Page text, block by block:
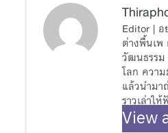
Editor |
ต่างพื้นเ
วัฒนธรรม
โลก ควา
แล้วนำมา
ราวเล่าให้
View